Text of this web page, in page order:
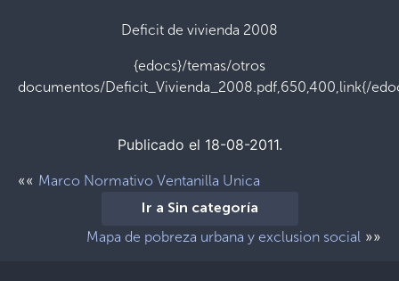
Deficit de vivienda 2008
{edocs}/temas/otros
documentos/Deficit_Vivienda_2008.pdf,650,400,link{/
Publicado el 18-08-2011.
«« Marco Normativo Ventanilla Unica
Ir a Sin categoría
Mapa de pobreza urbana y exclusion social »»